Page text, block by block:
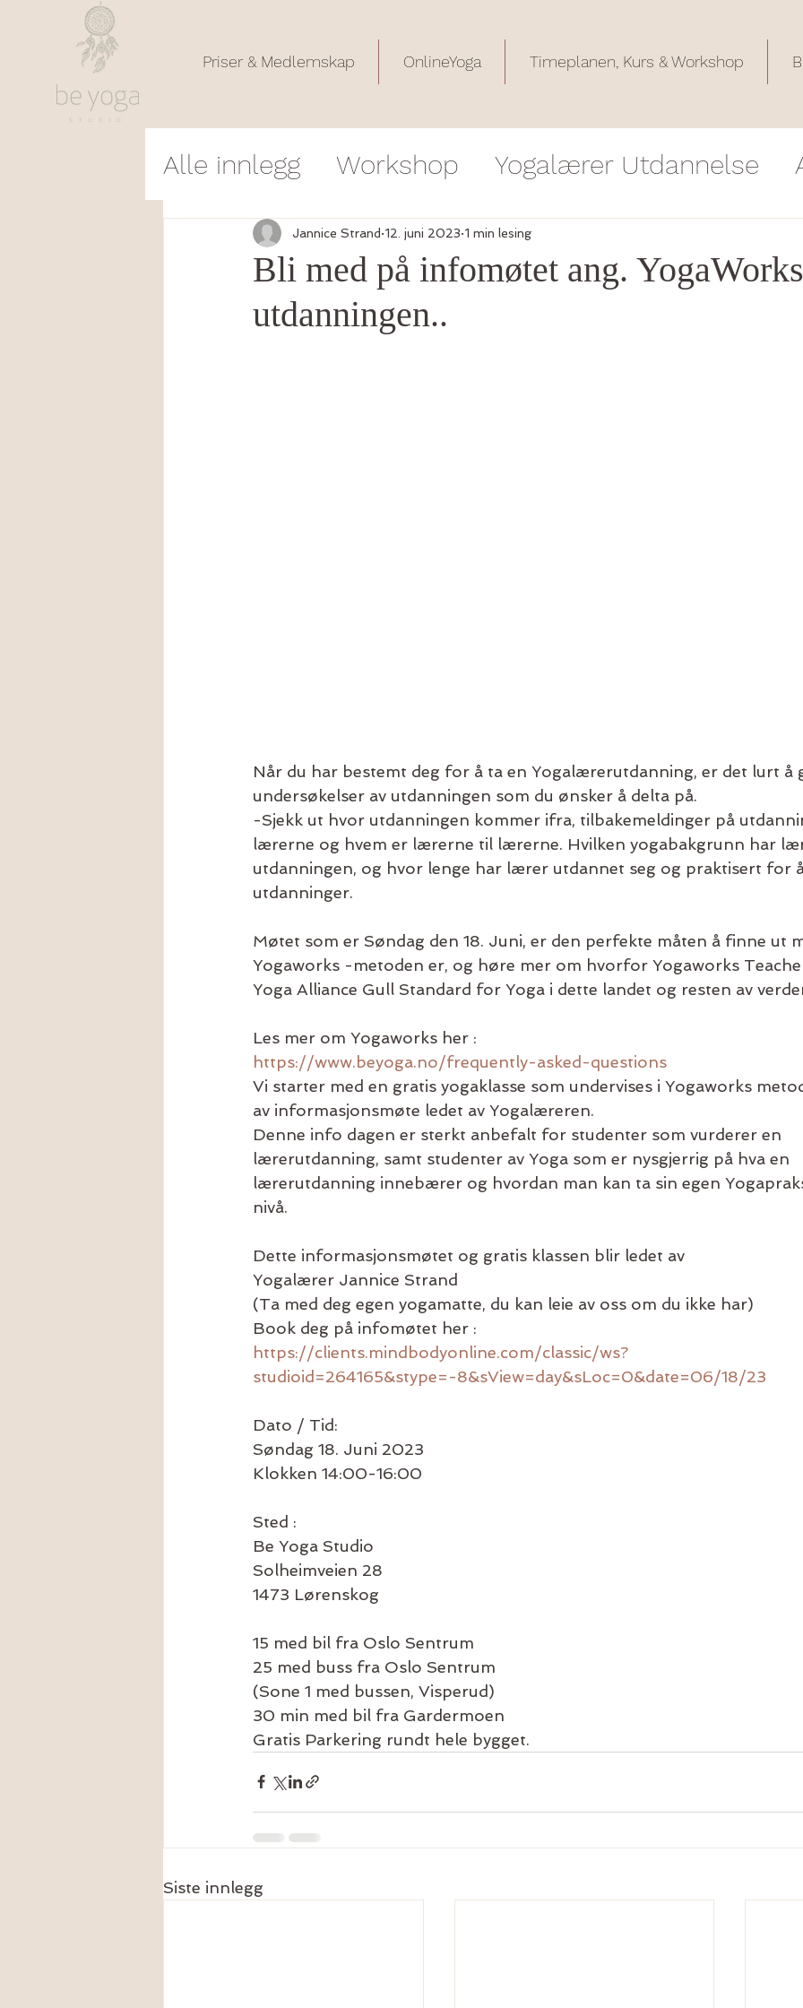
Priser & Medlemskap OnlineYoga Timeplanen, Kurs & Workshop
Alle innlegg Workshop Yogalærer Utdannelse
Poem Timebeskrivelse Tilbakemeldinger på
Bli med på infomøtet ang. YogaWorks
utdanningen..
Jannice Strand 12. juni 2023 1 min lesing
Når du har bestemt deg for å ta en Yogalærerutdanning, er det lurt å
undersøkelser av utdanningen som du ønsker å delta på.
-Sjekk ut hvor utdanningen kommer ifra, tilbakemeldinger på
lærerne og hvem er lærerne til lærerne. Hvilken yogabakgrunn har
utdanningen, og hvor lenge har lærer utdannet seg og praktisert for
utdanninger.
Møtet som er Søndag den 18. Juni, er den perfekte måten å finne ut
Yogaworks -metoden er, og høre mer om hvorfor Yogaworks
Yoga Alliance Gull Standard for Yoga i dette landet og resten av
Les mer om Yogaworks her :
https://www.beyoga.no/frequently-asked-questions
Vi starter med en gratis yogaklasse som undervises i Yogaworks
av informasjonsmøte ledet av Yogalæreren.
Denne info dagen er sterkt anbefalt for studenter som vurderer en
lærerutdanning, samt studenter av Yoga som er nysgjerrig på hva en
lærerutdanning innebærer og hvordan man kan ta sin egen
nivå.
Dette informasjonsmøtet og gratis klassen blir ledet av
Yogalærer Jannice Strand
(Ta med deg egen yogamatte, du kan leie av oss om du ikke har)
Book deg på infomøtet her :
https://clients.mindbodyonline.com/classic/ws?
studioid=264165&stype=-8&sView=day&sLoc=0&date=06/18/23
Dato / Tid:
Søndag 18. Juni 2023
Klokken 14:00-16:00
Sted :
Be Yoga Studio
Solheimveien 28
1473 Lørenskog
15 med bil fra Oslo Sentrum
25 med buss fra Oslo Sentrum
(Sone 1 med bussen, Visperud)
30 min med bil fra Gardermoen
Gratis Parkering rundt hele bygget.
Siste innlegg